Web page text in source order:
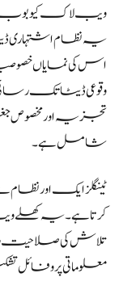
ویب لاک کیوبوب
یہ نظام اشتہاری
وقوعی ڈیٹا تک
تجزیہ اور مخصوص
شامل ہے۔
ٹینگلز ایک اور نظام
کرتا ہے۔ یہ
تلاش کی صلاحیت
معلوماتی پروفائل